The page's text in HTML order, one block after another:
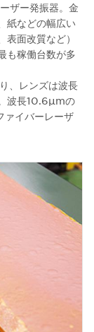
ザー発振器。金
紙などの幅広い
面改質など）
も稼働台数が多
、レンズは波長
波長10.6µmの
イバーレーザ